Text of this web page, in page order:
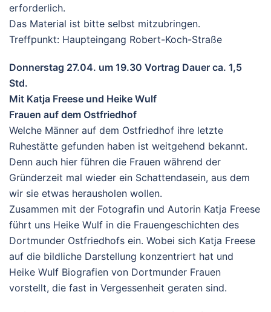
erforderlich.
Das Material ist bitte selbst mitzubringen.
Treffpunkt: Haupteingang Robert-Koch-Straße
Donnerstag 27.04. um 19.30 Vortrag Dauer ca. 1,5
Std.
Mit Katja Freese und Heike Wulf
Frauen auf dem Ostfriedhof
Welche Männer auf dem Ostfriedhof ihre letzte
Ruhestätte gefunden haben ist weitgehend bekannt.
Denn auch hier führen die Frauen während der
Gründerzeit mal wieder ein Schattendasein, aus dem
wir sie etwas herausholen wollen.
Zusammen mit der Fotografin und Autorin Katja Freese
führt uns Heike Wulf in die Frauengeschichten des
Dortmunder Ostfriedhofs ein. Wobei sich Katja Freese
auf die bildliche Darstellung konzentriert hat und
Heike Wulf Biografien von Dortmunder Frauen
vorstellt, die fast in Vergessenheit geraten sind.